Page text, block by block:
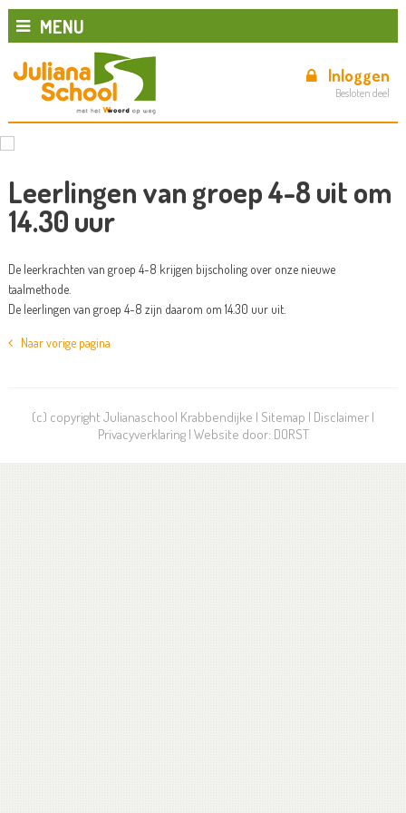
MENU
Inloggen
Besloten deel
Leerlingen van groep 4-8 uit om
14.30 uur
De leerkrachten van groep 4-8 krijgen bijscholing over onze nieuwe
taalmethode.
De leerlingen van groep 4-8 zijn daarom om 14.30 uur uit.
Naar vorige pagina
(c) copyright Julianaschool Krabbendijke | Sitemap | Disclaimer |
Privacyverklaring| Website door: DORST